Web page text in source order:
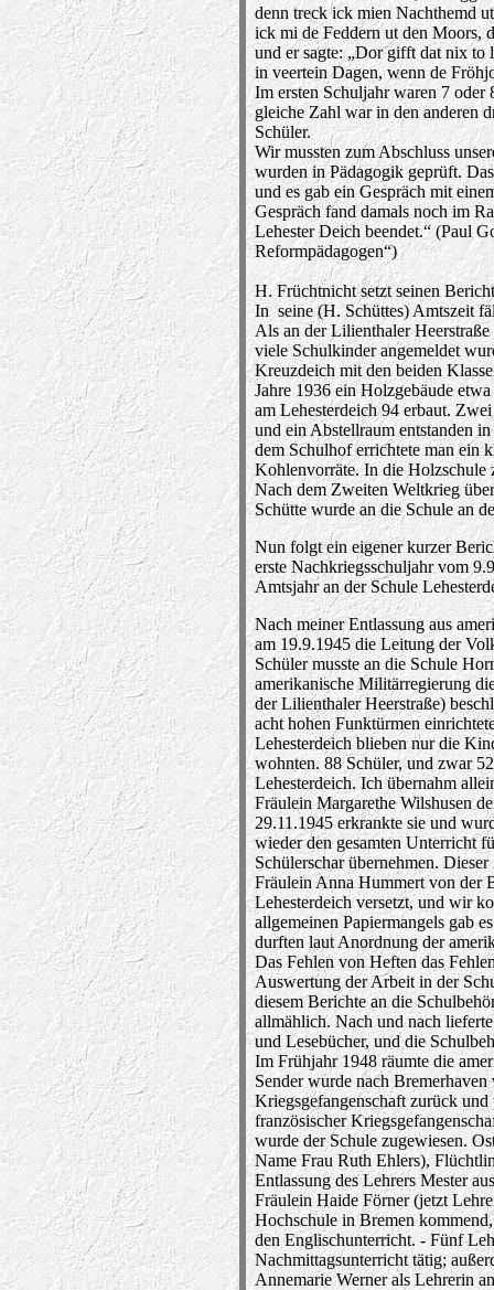
denn treck ick mien Nachthemd
ick mi de Feddern ut den Moors,
und er sagte: „Dor gifft dat nix to
in veertein Dagen, wenn de
Im ersten Schuljahr waren 7 oder
gleiche Zahl war in den anderen
Schüler.
Wir mussten zum Abschluss
wurden in Pädagogik geprüft.
und es gab ein Gespräch mit
Gespräch fand damals noch im
Lehester Deich beendet.“ (Paul
Reformpädagogen“)
H. Früchtnicht setzt seinen
In seine (H. Schüttes) Amtszeit
Als an der Lilienthaler
viele Schulkinder angemeldet
Kreuzdeich mit den beiden
Jahre 1936 ein Holzgebäude
am Lehesterdeich 94 erbaut.
und ein Abstellraum entstanden
dem Schulhof errichtete man ein
Kohlenvorräte. In die Holzschule
Nach dem Zweiten Weltkrieg
Schütte wurde an die Schule an
Nun folgt ein eigener kurzer
erste Nachkriegsschuljahr vom
Amtsjahr an der Schule
Nach meiner Entlassung aus
am 19.9.1945 die Leitung der
Schüler musste an die Schule
amerikanische Militärregierung
der Lilienthaler Heerstraße)
acht hohen Funktürmen
Lehesterdeich blieben nur die
wohnten. 88 Schüler, und zwar
Lehesterdeich. Ich übernahm
Fräulein Margarethe Wilshusen
29.11.1945 erkrankte sie und
wieder den gesamten Unterricht
Schülerschar übernehmen.
Fräulein Anna Hummert von der
Lehesterdeich versetzt, und wir
allgemeinen Papiermangels gab
durften laut Anordnung der
Das Fehlen von Heften das
Auswertung der Arbeit in der
diesem Berichte an die
allmählich. Nach und nach
und Lesebücher, und die
Im Frühjahr 1948 räumte die
Sender wurde nach
Kriegsgefangenschaft zurück
französischer
wurde der Schule zugewiesen.
Name Frau Ruth Ehlers),
Entlassung des Lehrers Mester
Fräulein Haide Förner (jetzt
Hochschule in Bremen
den Englischunterricht. - Fünf
Nachmittagsunterricht tätig;
Annemarie Werner als Lehrerin